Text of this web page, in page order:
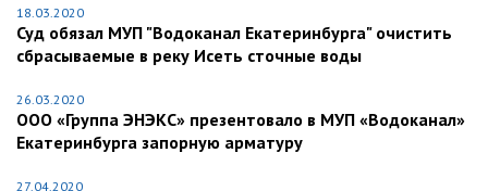
18.03.2020
Суд обязал МУП "Водоканал Екатеринбурга" очистить
сбрасываемые в реку Исеть сточные воды
26.03.2020
ООО «Группа ЭНЭКС» презентовало в МУП «Водоканал»
Екатеринбурга запорную арматуру
27.04.2020